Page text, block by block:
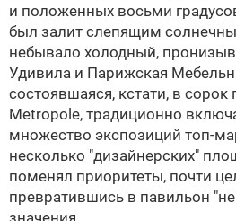
и положенных восьми
был залит слепящим
небывало холодный,
Удивила и Парижская
состоявшаяся, кстати, в сорок
Metropole, традиционно
множество экспозиций топ-
несколько "дизайнерских"
поменял приоритеты, почти
превратившись в павильон
значения.